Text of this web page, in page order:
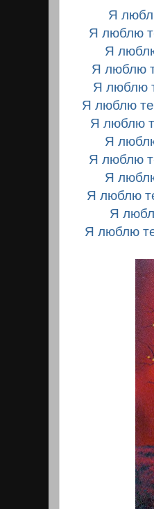
Я
Я люблю
Я
Я люблю
Я люблю
Я люблю
Я люблю
Я
Я люблю
Я
Я люблю
Я
Я люблю